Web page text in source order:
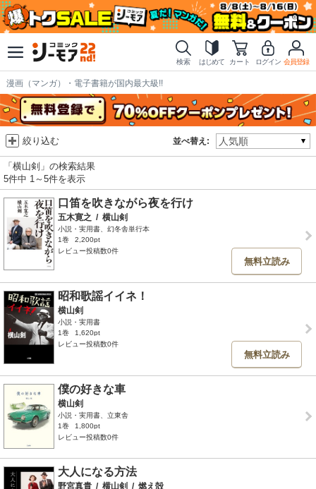
検索 はじめて カート ログイン 会員登録
漫画（マンガ）・電子書籍が国内最大級!!
並べ替え:
絞り込む
「横山剣」の検索結果
5件中 1～5件を表示
口笛を吹きながら夜を行け
五木寛之 / 横山剣
小説・実用書、幻冬舎単行本
1巻
2,200pt
レビュー投稿数0件
無料立読み
昭和歌謡イイネ！
横山剣
小説・実用書
1巻
1,620pt
レビュー投稿数0件
無料立読み
僕の好きな車
横山剣
小説・実用書、立東舎
1巻
1,800pt
レビュー投稿数0件
大人になる方法
野宮真貴 / 横山剣 / 燃え殻